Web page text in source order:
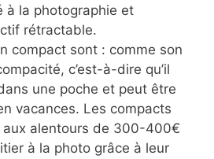
à la photographie et
rétractable.
compact sont : comme son
c’est-à-dire qu’il
une poche et peut être
vacances. Les compacts
aux alentours de 300-400€
à la photo grâce à leur